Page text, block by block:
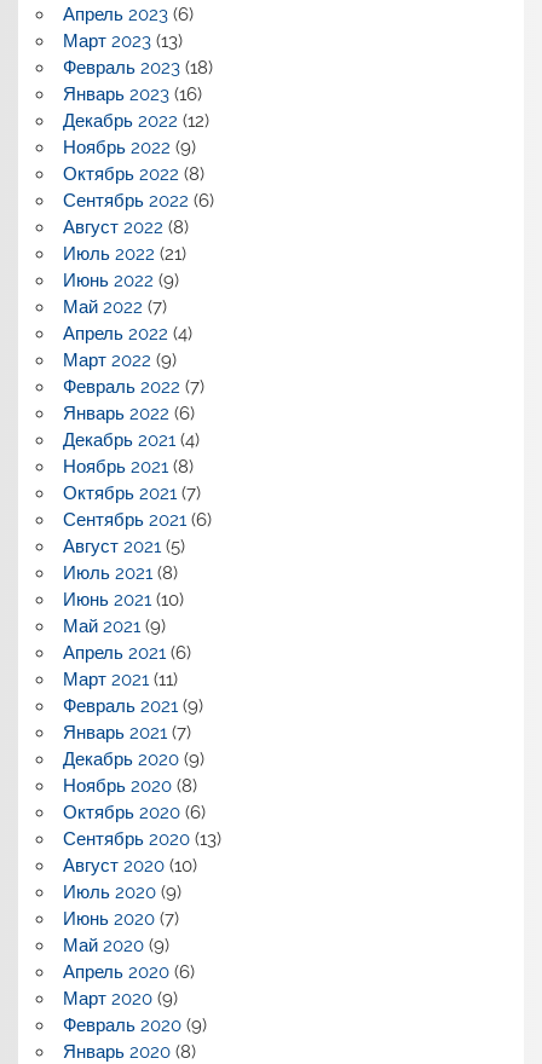
Апрель 2023(6)
Март 2023(13)
Февраль 2023(18)
Январь 2023(16)
Декабрь 2022 (12)
Ноябрь 2022 (9)
Октябрь 2022 (8)
Сентябрь 2022 (6)
Август 2022 (8)
Июль 2022 (21)
Июнь 2022 (9)
Май 2022 (7)
Апрель 2022 (4)
Март 2022 (9)
Февраль 2022 (7)
Январь 2022 (6)
Декабрь 2021 (4)
Ноябрь 2021 (8)
Октябрь 2021 (7)
Сентябрь 2021 (6)
Август 2021 (5)
Июль 2021 (8)
Июнь 2021 (10)
Май 2021 (9)
Апрель 2021 (6)
Март 2021 (11)
Февраль 2021 (9)
Январь 2021 (7)
Декабрь 2020(9)
Ноябрь 2020(8)
Октябрь 2020(6)
Сентябрь 2020(13)
Август 2020(10)
Июль 2020(9)
Июнь 2020(7)
Май 2020(9)
Апрель 2020(6)
Март 2020(9)
Февраль 2020(9)
Январь 2020(8)